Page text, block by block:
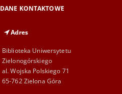
DANE KONTAKTOWE
Adres
Biblioteka Uniwersytetu
Zielonogórskiego
al. Wojska Polskiego 71
65-762 Zielona Góra